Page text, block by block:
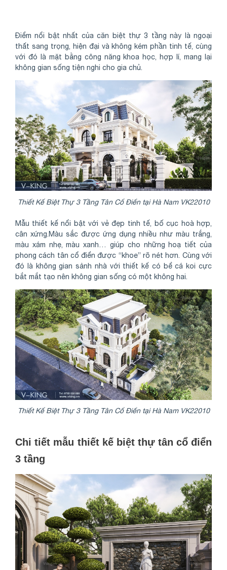
Điểm nổi bật nhất của căn biệt thự 3 tầng này là ngoại
thất sang trọng, hiện đại và không kém phần tinh tế, cùng
với đó là mặt bằng công năng khoa học, hợp lí, mang lại
không gian sống tiện nghi cho gia chủ.
Thiết Kế Biệt Thự 3 Tầng Tân Cổ Điển tại Hà Nam VK22010
Mẫu thiết kế nổi bật với vẻ đẹp tinh tế, bố cục hoà hợp,
cân xứng.Màu sắc được ứng dụng nhiều như màu trắng,
màu xám nhẹ, màu xanh… giúp cho những hoạ tiết của
phong cách tân cổ điển được “khoe” rõ nét hơn. Cùng với
đó là không gian sảnh nhà với thiết kế có bể cá koi cực
bắt mắt tạo nên không gian sống có một không hai.
Thiết Kế Biệt Thự 3 Tầng Tân Cổ Điển tại Hà Nam VK22010
Chi tiết mẫu thiết kế biệt thự tân cổ điển
3 tầng